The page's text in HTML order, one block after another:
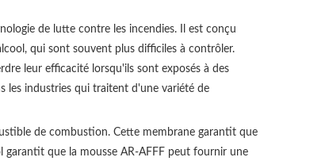
de lutte contre les incendies. Il est conçu
qui sont souvent plus difficiles à contrôler.
leur efficacité lorsqu'ils sont exposés à des
les industries qui traitent d'une variété de
de combustion. Cette membrane garantit que
garantit que la mousse AR-AFFF peut fournir une